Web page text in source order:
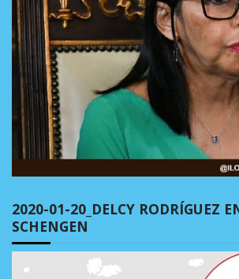
2020-01-20_DELCY RODRÍGUEZ
SCHENGEN